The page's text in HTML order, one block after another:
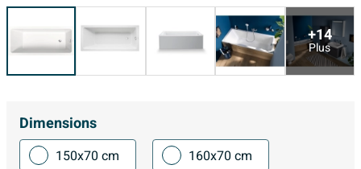
+14
Plus
Dimensions
150x70 cm
160x70 cm